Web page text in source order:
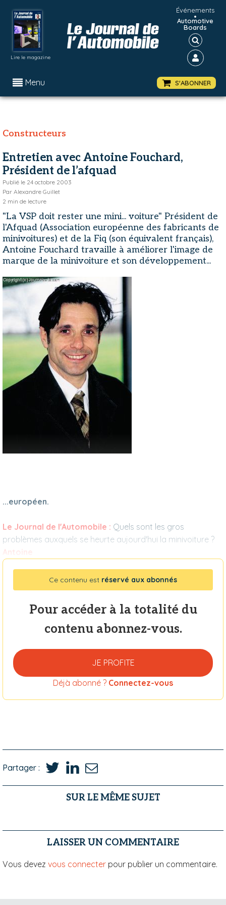
Lire le magazine
Événements
•
Automotive
Boards
Menu S'ABONNER
Constructeurs
Entretien avec Antoine Fouchard,
Président de l’afquad
Publié le 24 octobre 2003
Par Alexandre Guillet
2 min de lecture
"La VSP doit rester une mini... voiture" Président de
l'Afquad (Association européenne des fabricants de
minivoitures) et de la Fiq (son équivalent français),
Antoine Fouchard travaille à améliorer l'image de
marque de la minivoiture et son développement...
...européen.
Le Journal de l'Automobile : Quels sont les gros
problèmes auxquels se heurte aujourd'hui la minivoiture ?
Antoine
Ce contenu est réservé aux abonnés
Pour accéder à la totalité du
contenu abonnez-vous.
JE PROFITE
Déjà abonné ? Connectez-vous
Partager :
SUR LE MÊME SUJET
LAISSER UN COMMENTAIRE
Vous devez vous connecter pour publier un commentaire.